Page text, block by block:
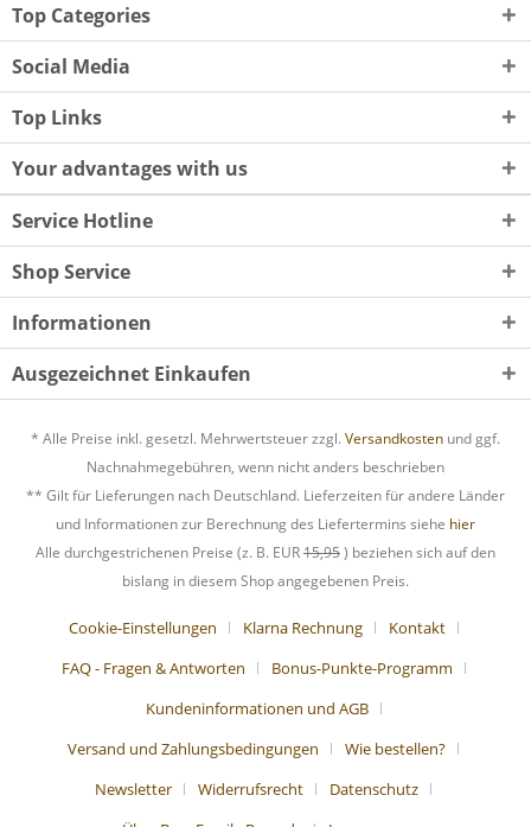
Top Categories
Social Media
Top Links
Your advantages with us
Service Hotline
Shop Service
Informationen
Ausgezeichnet Einkaufen
* Alle Preise inkl. gesetzl. Mehrwertsteuer zzgl. Versandkosten und ggf.
Nachnahmegebühren, wenn nicht anders beschrieben
** Gilt für Lieferungen nach Deutschland. Lieferzeiten für andere Länder
und Informationen zur Berechnung des Liefertermins siehe hier
Alle durchgestrichenen Preise (z. B. EUR15,95) beziehen sich auf den
bislang in diesem Shop angegebenen Preis.
Cookie-Einstellungen Klarna Rechnung
Kontakt
FAQ - Fragen & Antworten
Bonus-Punkte-Programm
Kundeninformationen und AGB
Versand und Zahlungsbedingungen
Wie bestellen?
Newsletter
Widerrufsrecht
Datenschutz